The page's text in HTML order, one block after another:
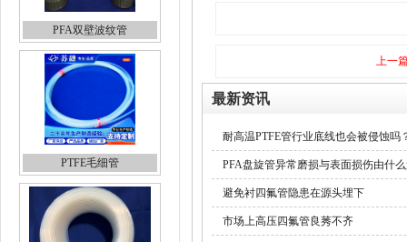
PFA双壁波纹管
PTFE毛细管
上一
最新资讯
耐高温PTFE管行业底线也会被侵蚀吗
PFA盘旋管异常磨损与表面损伤由什
避免衬四氟管隐患在源头埋下
市场上高压四氟管良莠不齐